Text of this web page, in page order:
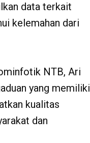
data terkait
kelemahan dari
NTB, Ari
yang memiliki
kualitas
dan